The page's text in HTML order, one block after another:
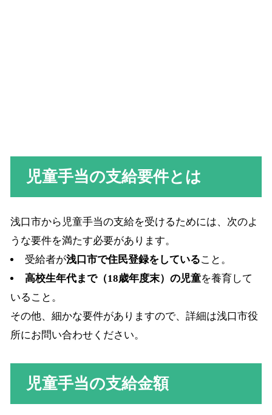
児童手当の支給要件とは
浅口市から児童手当の支給を受けるためには、次のよ
うな要件を満たす必要があります。
受給者が浅口市で住民登録をしていること。
高校生年代まで（18歳年度末）の児童を養育して
いること。
その他、細かな要件がありますので、詳細は浅口市役
所にお問い合わせください。
児童手当の支給金額